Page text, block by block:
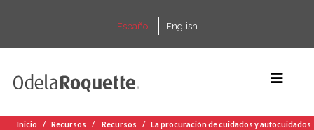
Español English
Inicio Recursos Recursos La procuración de cuidados y autocuidados